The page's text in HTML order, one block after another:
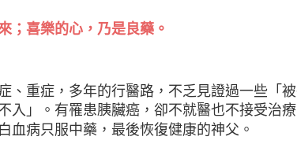
；喜樂的心，乃是良藥。
、重症，多年的行醫路，不乏見證過一些「
入」。有罹患胰臟癌，卻不就醫也不接受治
血病只服中藥，最後恢復健康的神父。